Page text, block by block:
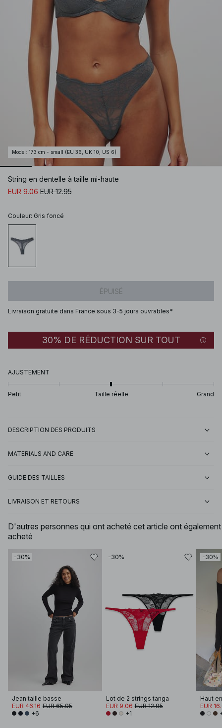
Model : 173 cm - small (EU 36, UK 10, US 6)
String en dentelle à taille mi-haute
EUR 9.06 EUR 12.95
Couleur: Gris foncé
ÉPUISÉ
Livraison gratuite dans France sous 3-5 jours ouvrables*
30% DE RÉDUCTION SUR TOUT
AJUSTEMENT
Petit Taille réelle Grand
DESCRIPTION DES PRODUITS
MATERIALS AND CARE
GUIDE DES TAILLES
LIVRAISON ET RETOURS
D'autres personnes qui ont acheté cet article ont également
acheté
-30%
Jean taille basse
EUR 46.16 EUR 65.95
+6
-30%
Lot de 2 strings tanga
EUR 9.06 EUR 12.95
+1
-30%
EUR